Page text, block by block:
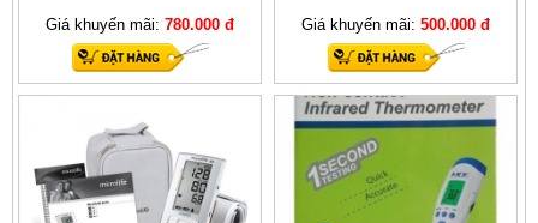
Giá khuyến mãi: 780.000 đ
Giá khuyến mãi: 500.000 đ